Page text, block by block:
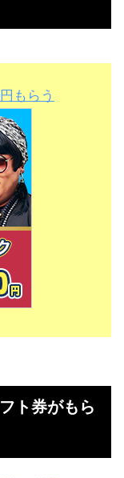
もらう
ト券がもら